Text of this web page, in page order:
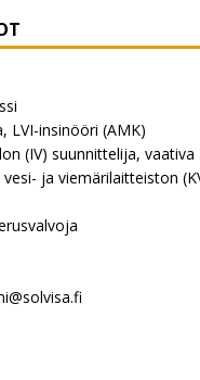
LVI-insinööri (AMK)
(IV) suunnittelija, vaativa
vesi- ja viemärilaitteiston